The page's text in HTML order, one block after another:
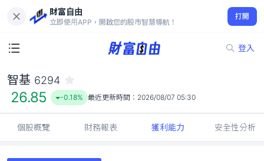
財富自由
立即使用APP，開啟您的股市智慧導航！
打開
登入
26.85
-0.18%
智基 6294
26.85 -0.18% 最近更新時間： 2026/08/07 05:30
個股概覽 財務報表 獲利能力 安全性分析